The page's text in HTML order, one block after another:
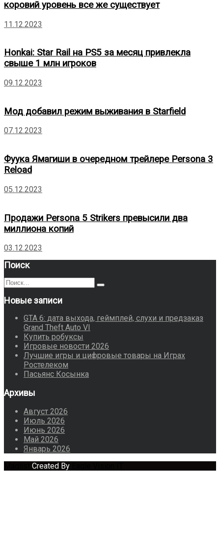
коровий уровень все же существует
11.12.2023
Honkai: Star Rail на PS5 за месяц привлекла
свыше 1 млн игроков
09.12.2023
Мод добавил режим выживания в Starfield
07.12.2023
Фуука Ямагиши в очередном трейлере Persona 3
Reload
05.12.2023
Продажи Persona 5 Strikers превысили два
миллиона копий
03.12.2023
Поиск
Поиск
Поиск
Новые записи
GTA 6: дата выхода, геймплей, слухи и предзаказ
Grand Theft Auto VI
Купить робуксы
Игровые новости 2026
Лучшие игры и цифровые товары на Играх
Ростелеком
Пасьянс Косынка
Архивы
Август 2026
Июль 2026
Июнь 2026
Май 2026
Январь 2026
Created By